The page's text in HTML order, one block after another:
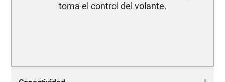
toma el control del volante.